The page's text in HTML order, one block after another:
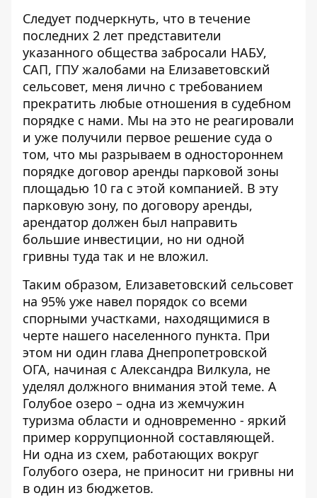
Следует подчеркнуть, что в течение
последних 2 лет представители
указанного общества забросали НАБУ,
САП, ГПУ жалобами на Елизаветовский
сельсовет, меня лично с требованием
прекратить любые отношения в судебном
порядке с нами. Мы на это не реагировали
и уже получили первое решение суда о
том, что мы разрываем в одностороннем
порядке договор аренды парковой зоны
площадью 10 га с этой компанией. В эту
парковую зону, по договору аренды,
арендатор должен был направить
большие инвестиции, но ни одной
гривны туда так и не вложил.
Таким образом, Елизаветовский сельсовет
на 95% уже навел порядок со всеми
спорными участками, находящимися в
черте нашего населенного пункта. При
этом ни один глава Днепропетровской
ОГА, начиная с Александра Вилкула, не
уделял должного внимания этой теме. А
Голубое озеро – одна из жемчужин
туризма области и одновременно - яркий
пример коррупционной составляющей.
Ни одна из схем, работающих вокруг
Голубого озера, не приносит ни гривны ни
в один из бюджетов.